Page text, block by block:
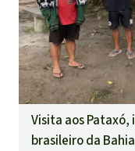
Visita aos
brasileiro da